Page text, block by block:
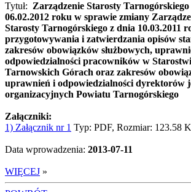
Tytuł: Zarządzenie Starosty
06.02.2012 roku w sprawie zmiany
Starosty Tarnogórskiego z dnia 10.03.2011
przygotowywania i zatwierdzania opisów
zakresów obowiązków służbowych,
odpowiedzialności pracowników w
Tarnowskich Górach oraz zakresów
uprawnień i odpowiedzialności dyrektorów
organizacyjnych Powiatu Tarnogórskiego
Załączniki:
1) Załącznik nr 1 Typ: PDF, Rozmiar: 123.58
Data wprowadzenia: 2013-07-11
WIĘCEJ »